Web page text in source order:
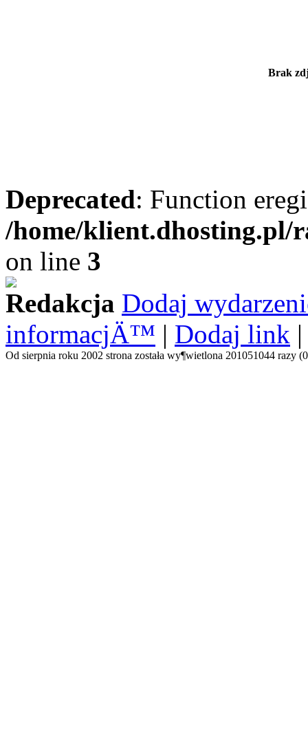
Brak
Deprecated: Function
/home/
on line 3
Redakcja Dodaj
informacjÄ™ | Dodaj link
Od sierpnia roku 2002 strona została wy¶wietlona 201051044 razy